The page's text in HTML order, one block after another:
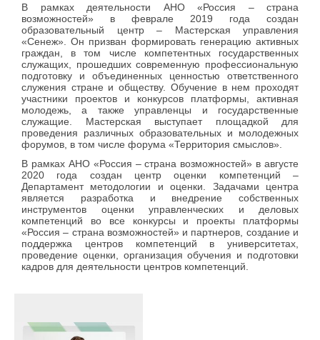
В рамках деятельности АНО «Россия – страна
возможностей» в феврале 2019 года создан
образовательный центр – Мастерская управления
«Сенеж». Он призван формировать генерацию активных
граждан, в том числе компетентных государственных
служащих, прошедших современную профессиональную
подготовку и объединенных ценностью ответственного
служения стране и обществу. Обучение в нем проходят
участники проектов и конкурсов платформы, активная
молодежь, а также управленцы и государственные
служащие. Мастерская выступает площадкой для
проведения различных образовательных и молодежных
форумов, в том числе форума «Территория смыслов».
В рамках АНО «Россия – страна возможностей» в августе
2020 года создан центр оценки компетенций –
Департамент методологии и оценки. Задачами центра
является разработка и внедрение собственных
инструментов оценки управленческих и деловых
компетенций во все конкурсы и проекты платформы
«Россия – страна возможностей» и партнеров, создание и
поддержка центров компетенций в университетах,
проведение оценки, организация обучения и подготовки
кадров для деятельности центров компетенций.